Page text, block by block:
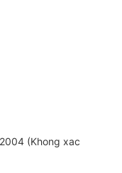
(Khong xac